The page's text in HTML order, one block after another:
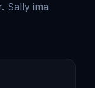
Sally ima